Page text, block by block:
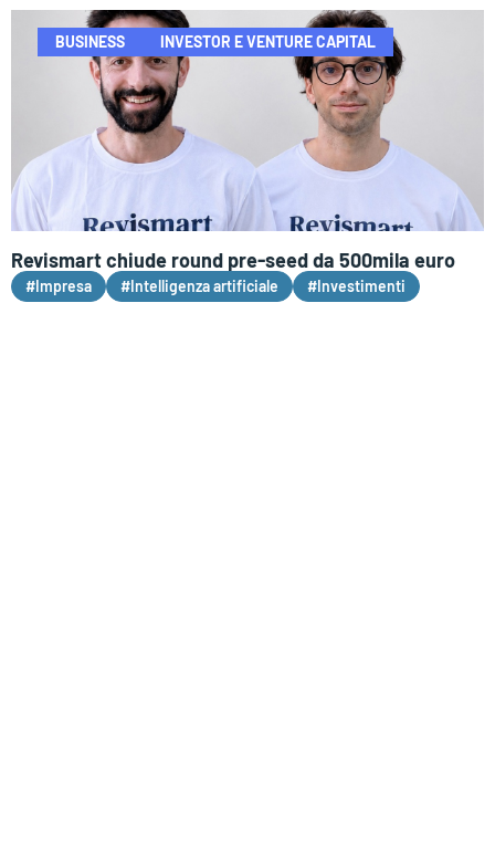
BUSINESS INVESTOR E VENTURE CAPITAL
Revismart chiude round pre-seed da 500mila euro
#Impresa #Intelligenza artificiale #Investimenti